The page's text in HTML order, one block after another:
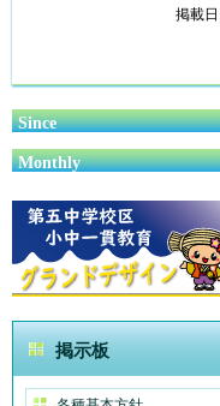
Since
Monthly
掲示板
掲載